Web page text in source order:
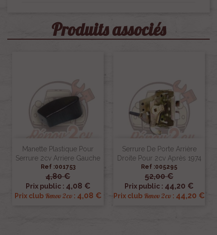
Produits associés
Manette Plastique Pour
Serrure 2cv Arriere Gauche
Ref :001753
4,80 €
Prix public : 4,08 €
Prix club Renov 2cv: 4,08 €
Serrure De Porte Arrière
Droite Pour 2cv Après 1974
Ref :005295
52,00 €
Prix public : 44,20 €
Prix club Renov 2cv : 44,20 €